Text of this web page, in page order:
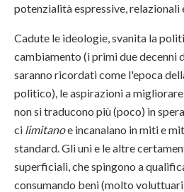
potenzialità espressive, relazionali
Cadute le ideologie, svanita la
cambiamento (i primi due decenni
saranno ricordati come l'epoca
politico), le aspirazioni a
non si traducono più (poco) in
ci limitanoe incanalano in miti e
standard. Gli uni e le altre
superficiali, che spingono a
consumando beni (molto